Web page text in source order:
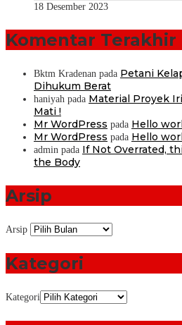
18 Desember 2023
Komentar Terakhir
Bktm Kradenan pada Petani
Dihukum Berat
haniyah pada Material Proyek
Mati !
Mr WordPress pada Hello
Mr WordPress pada Hello
admin pada If Not Overrated,
the Body
Arsip
Arsip
Kategori
Kategori